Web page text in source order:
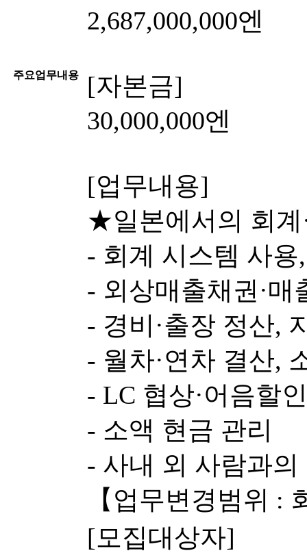
주요업무내용
2,687,000,000엔
[자본금]
30,000,000엔
[업무내용]
★일본에서의 회
- 회계 시스템 사용
- 외상매출채권·
- 경비·출장 정산,
- 월차·연차 결산,
- LC 협상·어음할
- 소액 현금 관리
- 사내 외 사람과의
【업무변경범위 :
[모집대상자]